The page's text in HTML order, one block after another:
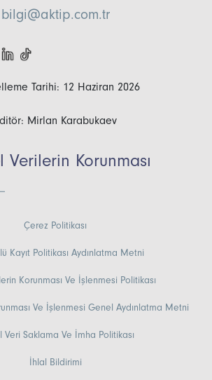
bilgi@aktip.com.tr
Tarihi: 12 Haziran 2026
Mirlan Karabukaev
Verilerin Korunması
Çerez Politikası
Kayıt Politikası Aydınlatma Metni
Korunması Ve İşlenmesi Politikası
Ve İşlenmesi Genel Aydınlatma Metni
Veri Saklama Ve İmha Politikası
İhlal Bildirimi